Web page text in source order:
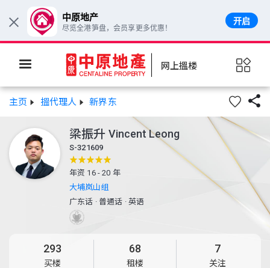
网上搵楼
主页 搵代理人 新界东 
梁振升 Vincent Leong
S-321609
年资 16 - 20 年
大埔岚山组
广东话 ·普通话 ·英语
293
买楼
68
租楼
7
关注
× 中原地产
尽览全港笋盘，会员享更多优惠！
开启